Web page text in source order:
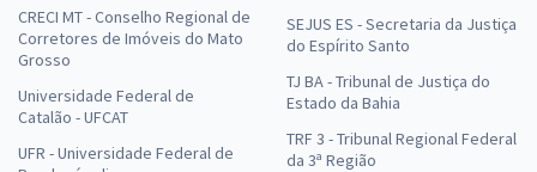
CRECI MT - Conselho Regional de
Corretores de Imóveis do Mato
Grosso
Universidade Federal de
Catalão - UFCAT
UFR - Universidade Federal de
SEJUS ES - Secretaria da Justiça
do Espírito Santo
TJ BA - Tribunal de Justiça do
Estado da Bahia
TRF 3 - Tribunal Regional Federal
da 3ª Região